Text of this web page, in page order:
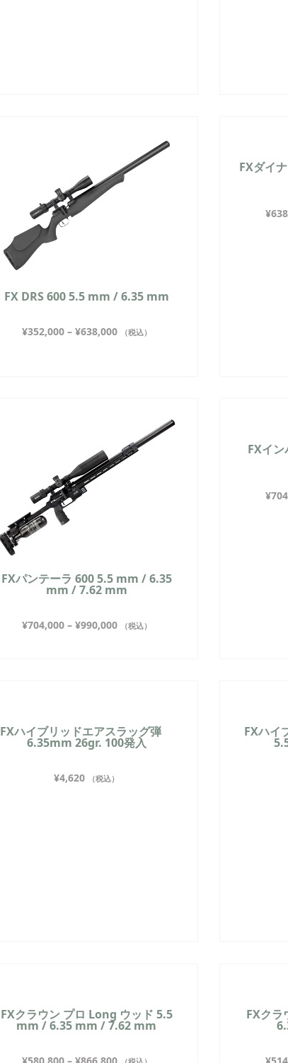
FX DRS 600 5.5 mm / 6.35 mm
¥352,000 – ¥638,000 （税込）
FXダイ
¥
FXパンテーラ 600 5.5 mm / 6.35
mm / 7.62 mm
¥704,000 – ¥990,000 （税込）
FXイ
¥
FXハイブリッドエアスラッグ弾
6.35mm 26gr. 100発入
¥4,620 （税込）
FXハイ
FXクラウン プロ Long ウッド 5.5
mm / 6.35 mm / 7.62 mm
FXク